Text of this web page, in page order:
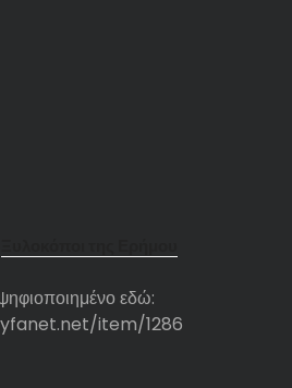
εδώ:
item/1286